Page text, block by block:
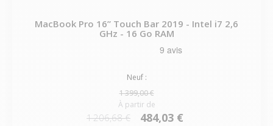
MacBook Pro 16” Touch Bar 2019 - Intel i7 2,6
GHz - 16 Go RAM
Neuf :
1 399,00 €
À partir de
1 206,68 € 484,03 €